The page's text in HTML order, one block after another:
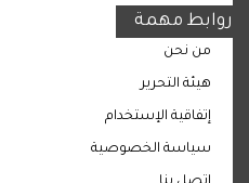
روابط مهمة
من نحن
هيئة التحرير
إتفاقية الإستخدام
سياسة الخصوصية